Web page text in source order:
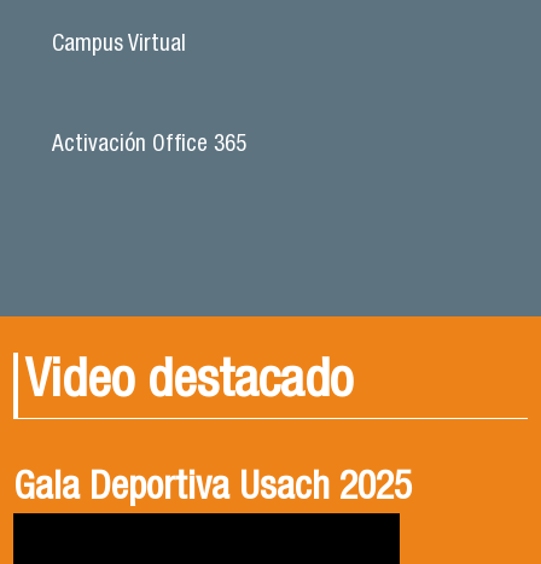
Campus Virtual
Activación Office 365
Video destacado
Gala Deportiva Usach 2025
Usach en el Territorio, capítulo 2
Candidatura Director de Escuela